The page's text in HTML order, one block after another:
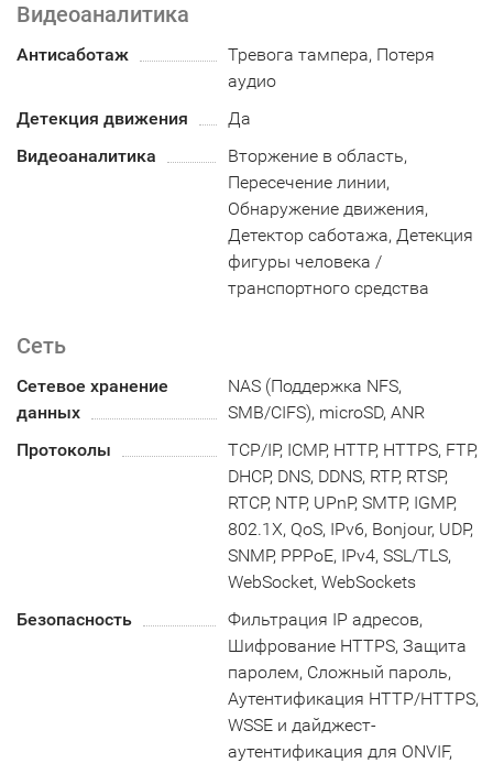
Видеоаналитика
Антисаботаж
Тревога тампера, Потеря
аудио
Детекция движения
Да
Видеоаналитика
Вторжение в область,
Пересечение линии,
Обнаружение движения,
Детектор саботажа, Детекция
фигуры человека /
транспортного средства
Сеть
Сетевое хранение
данных
NAS (Поддержка NFS,
SMB/CIFS), microSD, ANR
Протоколы
TCP/IP, ICMP, HTTP, HTTPS, FTP,
DHCP, DNS, DDNS, RTP, RTSP,
RTCP, NTP, UPnP, SMTP, IGMP,
802.1X, QoS, IPv6, Bonjour, UDP,
SNMP, PPPoE, IPv4, SSL/TLS,
WebSocket, WebSockets
Безопасность
Фильтрация IP адресов,
Шифрование HTTPS, Защита
паролем, Сложный пароль,
Аутентификация HTTP/HTTPS,
WSSE и дайджест-
аутентификация для ONVIF,